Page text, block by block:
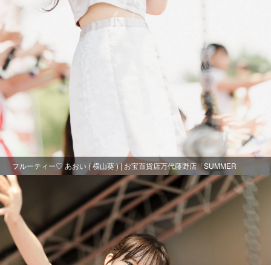
フルーティー♡ あおい ( 横山葵 ) | お宝百貨店万代藤野店「SUMMER
FESTIVAL 2021」1日目